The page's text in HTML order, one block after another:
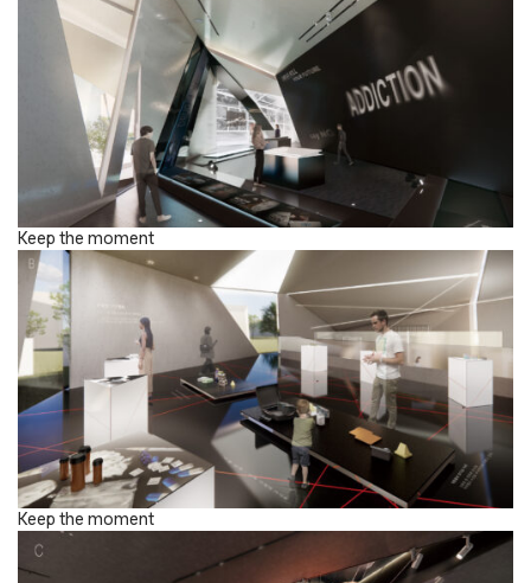
Keep the moment
Keep the moment